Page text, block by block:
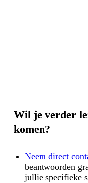
Wil je verder
komen?
Neem direct
beantwoorden
jullie specifieke